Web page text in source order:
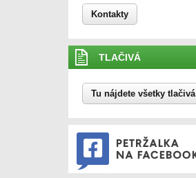
Kontakty
TLAČIVÁ
Tu nájdete všetky tlačivá